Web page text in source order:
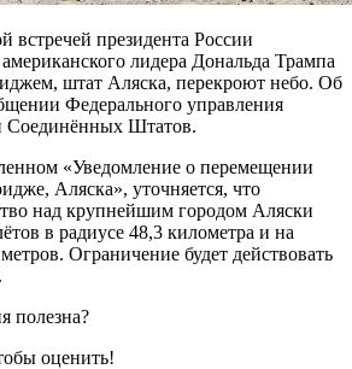
встречей президента России
лидера Дональда Трампа
штат Аляска, перекроют небо. Об
Федерального управления
Соединённых Штатов.
«Уведомление о перемещении
Аляска», уточняется, что
над крупнейшим городом Аляски
в радиусе 48,3 километра и на
Ограничение будет действовать
полезна?
оценить!